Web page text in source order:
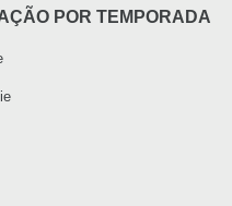
POR TEMPORADA